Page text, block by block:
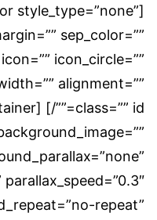
style_type=”none”
sep_color=””
icon_circle=””
alignment=””
repeat”